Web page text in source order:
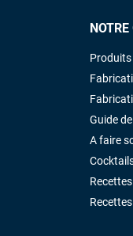
Produits
Guide
A faire